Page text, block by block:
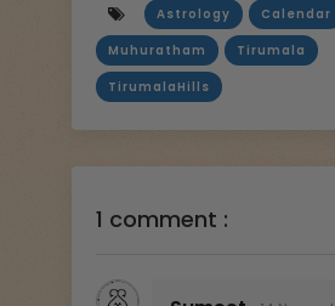
Astrology Calendar
Muhuratham Tirumala
TirumalaHills
1 comment :